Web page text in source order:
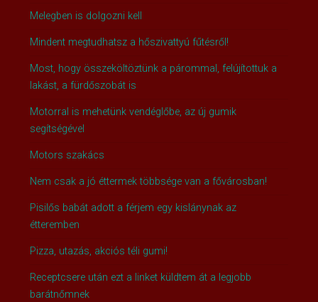
Melegben is dolgozni kell
Mindent megtudhatsz a hőszivattyú fűtésről!
Most, hogy összeköltöztünk a párommal, felújítottuk a
lakást, a fürdőszobát is
Motorral is mehetünk vendéglőbe, az új gumik
segítségével
Motors szakács
Nem csak a jó éttermek többsége van a fővárosban!
Pisilős babát adott a férjem egy kislánynak az
étteremben
Pizza, utazás, akciós téli gumi!
Receptcsere után ezt a linket küldtem át a legjobb
barátnőmnek